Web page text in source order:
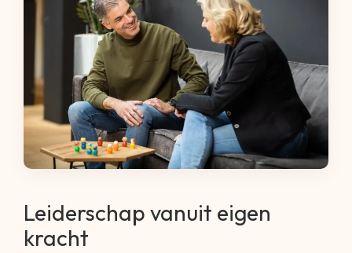
Leiderschap vanuit eigen
kracht